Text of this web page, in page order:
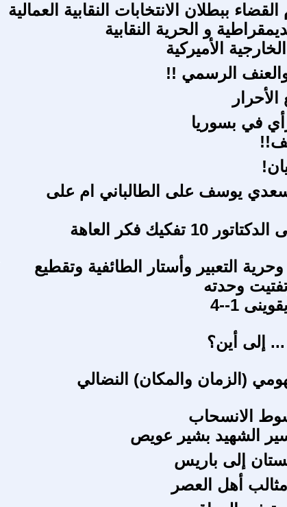
ببطلان الانتخابات النقابية العمالية
و الحرية النقابية
الأميركية
والعنف الرسمي !!
في بسوريا
يوسف على الطالباني ام على
تفكيك فكر العاهة
التعبير وأستار الطائفية وتقطيع
وحدته
1--4
إلى أين؟
(الزمان والمكان) النضالي
الانسحاب
الشهيد بشير عويص
إلى باريس
أهل العصر